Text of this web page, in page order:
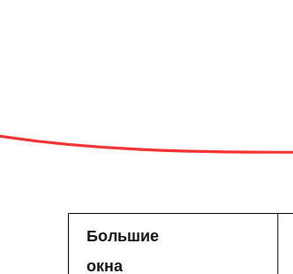
Большие
окна